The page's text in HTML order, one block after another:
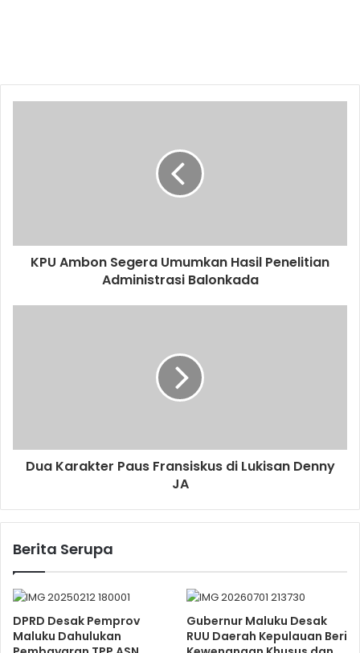
KPU Ambon Segera Umumkan Hasil Penelitian
Administrasi Balonkada
Dua Karakter Paus Fransiskus di Lukisan Denny
JA
Berita Serupa
DPRD Desak Pemprov
Maluku Dahulukan
Gubernur Maluku Desak
RUU Daerah Kepulauan Beri